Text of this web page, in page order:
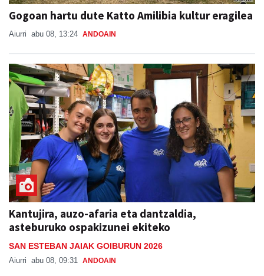
Gogoan hartu dute Katto Amilibia kultur eragilea
Aiurri abu 08, 13:24 ANDOAIN
Kantujira, auzo-afaria eta dantzaldia,
asteburuko ospakizunei ekiteko
SAN ESTEBAN JAIAK GOIBURUN 2026
Aiurri abu 08, 09:31 ANDOAIN